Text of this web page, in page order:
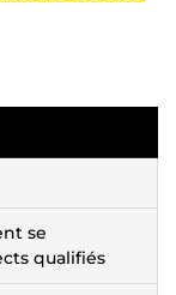
se
qualifiés